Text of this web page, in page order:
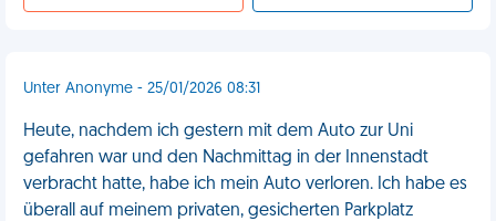
Unter Anonyme - 25/01/2026 08:31
Heute, nachdem ich gestern mit dem Auto zur Uni
gefahren war und den Nachmittag in der Innenstadt
verbracht hatte, habe ich mein Auto verloren. Ich habe es
überall auf meinem privaten, gesicherten Parkplatz